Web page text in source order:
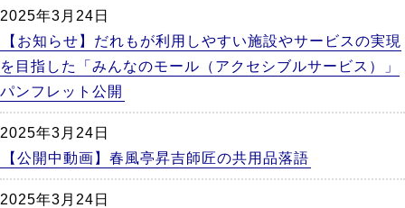
2025年3月24日
【お知らせ】だれもが利用しやすい施設やサービスの実現
を目指した「みんなのモール（アクセシブルサービス）」
パンフレット公開
2025年3月24日
【公開中動画】春風亭昇吉師匠の共用品落語
2025年3月24日